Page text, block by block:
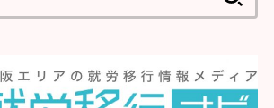
索: